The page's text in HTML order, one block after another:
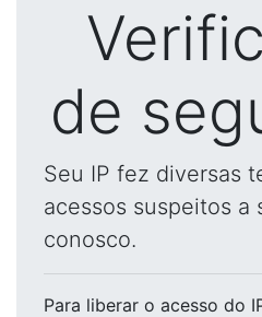
de
Seu IP fez diversas
acessos suspeitos a
conosco.
Para liberar o acesso do